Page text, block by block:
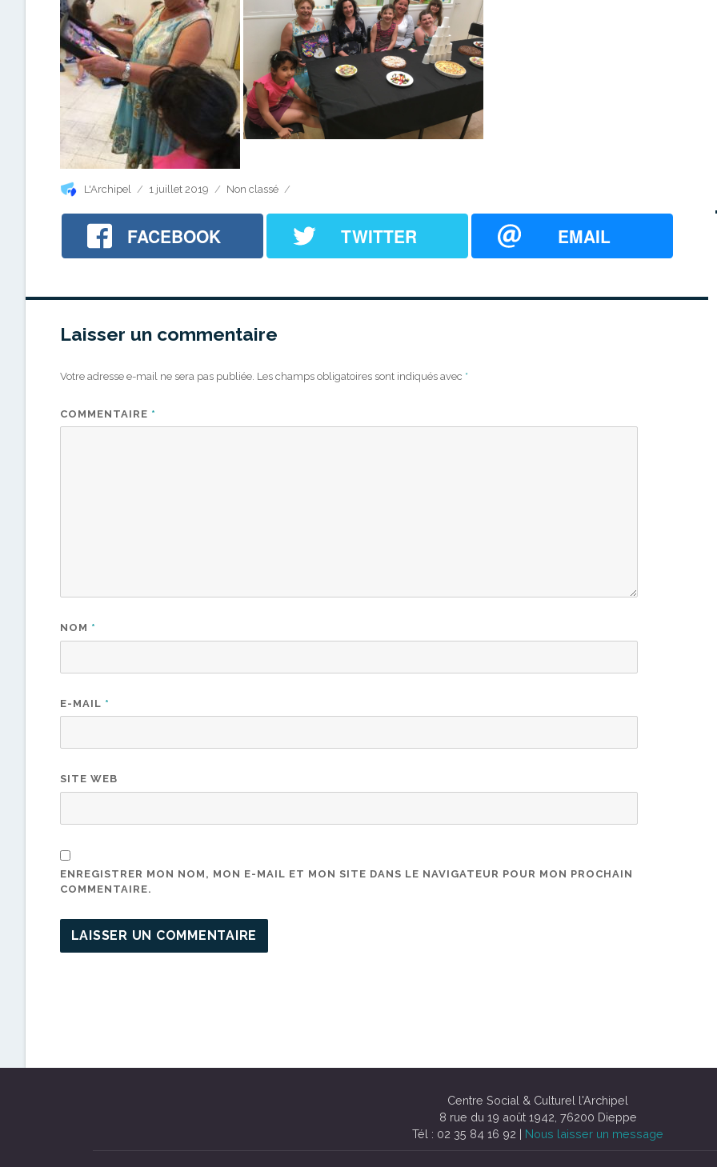
Auteur
L'Archipel
Publié
1 juillet 2019 Catégories
Non classé
FACEBOOK TWITTER EMAIL
Laisser un commentaire
Votre adresse e-mail ne sera pas publiée. Les champs obligatoires sont indiqués avec *
COMMENTAIRE *
NOM *
E-MAIL *
SITE WEB
ENREGISTRER MON NOM, MON E-MAIL ET MON SITE DANS LE NAVIGATEUR POUR MON PROCHAIN
COMMENTAIRE.
Centre Social & Culturel l'Archipel
8 rue du 19 août 1942, 76200 Dieppe
Tél : 02 35 84 16 92 | Nous laisser un message